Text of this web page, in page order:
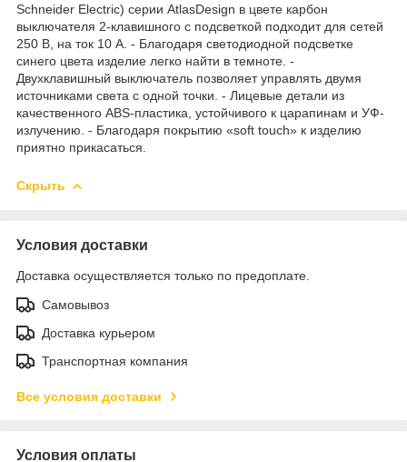
Schneider Electric) серии AtlasDesign в цвете карбон
выключателя 2-клавишного c подсветкой подходит для сетей
250 В, на ток 10 А. - Благодаря светодиодной подсветке
синего цвета изделие легко найти в темноте. -
Двухклавишный выключатель позволяет управлять двумя
источниками света с одной точки. - Лицевые детали из
качественного ABS-пластика, устойчивого к царапинам и УФ-
излучению. - Благодаря покрытию «soft touch» к изделию
приятно прикасаться.
Скрыть
Условия доставки
Доставка осуществляется только по предоплате.
Самовывоз
Доставка курьером
Транспортная компания
Все условия доставки
Условия оплаты